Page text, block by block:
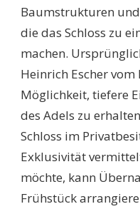
Baumstrukturen
die das Schloss zu
machen.
Heinrich Escher
Möglichkeit, tiefere
des Adels zu
Schloss im
Exklusivität
möchte, kann
Frühstück